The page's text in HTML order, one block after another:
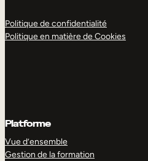
Politique de confidentialité
Politique en matière de Cookies
Platforme
Vue d’ensemble
Gestion de la formation